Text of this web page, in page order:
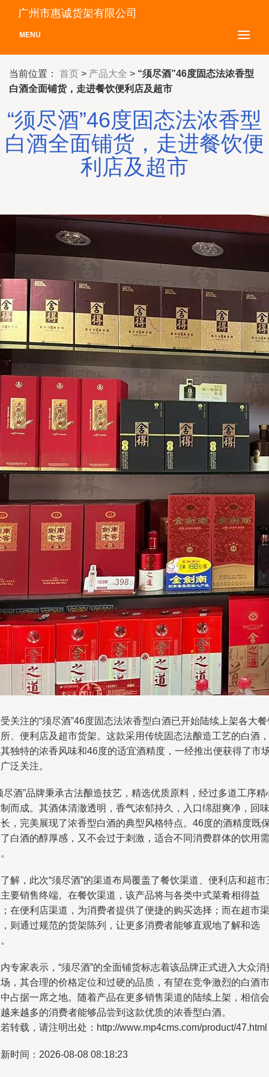
广州市惠诚货架有限公司
MENU
当前位置： 首页 > 产品大全 > “须尽酒”46度固态法浓香型
白酒全面铺货，走进餐饮便利店及超市
“须尽酒”46度固态法浓香型
白酒全面铺货，走进餐饮便
利店及超市
关注的“须尽酒”46度固态法浓香型白酒已开始陆续上架各大
、便利店及超市货架。这款采用传统固态法酿造工艺的白酒，
独特的浓香风味和46度的适宜酒精度，一经推出便获得了市
泛关注。
尽酒”品牌秉承古法酿造技艺，精选优质原料，经过多道工序精
而成。其酒体清澈透明，香气浓郁持久，入口绵甜爽净，回味
，完美展现了浓香型白酒的典型风格特点。46度的酒精度既
白酒的醇厚感，又不会过于刺激，适合不同消费群体的饮用需
解，此次“须尽酒”的渠道布局覆盖了餐饮渠道、便利店和超市
要销售终端。在餐饮渠道，该产品将与各类中式菜肴相得益
在便利店渠道，为消费者提供了便捷的购买选择；而在超市渠
则通过规范的货架陈列，让更多消费者能够直观地了解和选
专家表示，“须尽酒”的全面铺货标志着该品牌正式进入大众消
，其合理的价格定位和过硬的品质，有望在竞争激烈的白酒市
占据一席之地。随着产品在更多销售渠道的陆续上架，相信会
来越多的消费者能够品尝到这款优质的浓香型白酒。
转载，请注明出处：http://www.mp4cms.com/product/47.html
时间：2026-08-08 08:18:23